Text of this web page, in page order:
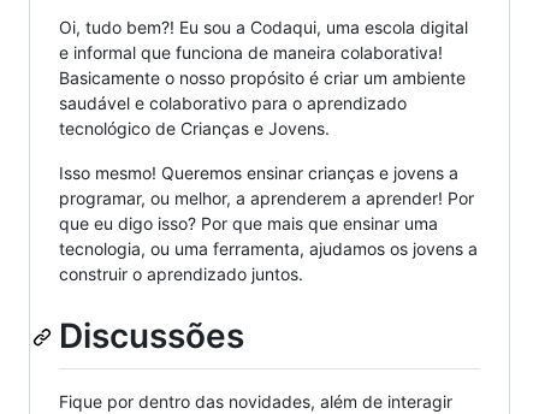
Oi, tudo bem?! Eu sou a Codaqui, uma escola digital
e informal que funciona de maneira colaborativa!
Basicamente o nosso propósito é criar um ambiente
saudável e colaborativo para o aprendizado
tecnológico de Crianças e Jovens.
Isso mesmo! Queremos ensinar crianças e jovens a
programar, ou melhor, a aprenderem a aprender! Por
que eu digo isso? Por que mais que ensinar uma
tecnologia, ou uma ferramenta, ajudamos os jovens a
construir o aprendizado juntos.
Discussões
Fique por dentro das novidades, além de interagir